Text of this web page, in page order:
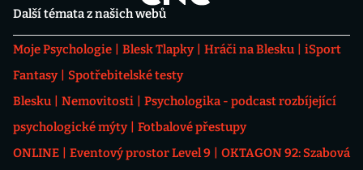
Další témata z našich webů
Moje Psychologie Blesk Tlapky Hráči na Blesku
iSport
Fantasy
Spotřebitelské testy
Blesku
Nemovitosti
Psychologika - podcast rozbíjející
psychologické mýty
Fotbalové přestupy
ONLINE
Eventový prostor Level 9
OKTAGON 92: Szabová